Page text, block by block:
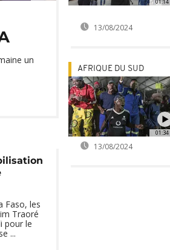
un
Faso, les
Traoré
pour le
...
01:14
13/08/2024
01:34
AFRIQUE DU SUD
13/08/2024